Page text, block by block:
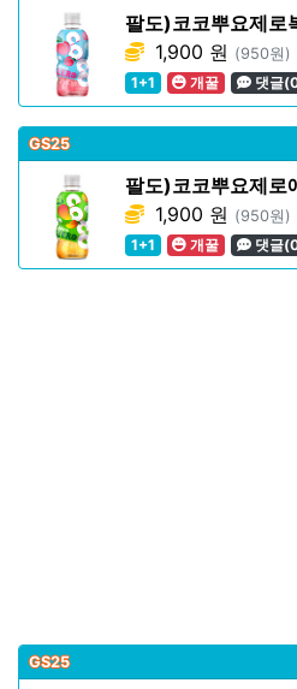
팔도)코코뿌요제
1,900 원 (950원)
1+1
개꿀 댓글
GS25
팔도)코코뿌요제
1,900 원 (950원)
1+1
개꿀 댓글
GS25